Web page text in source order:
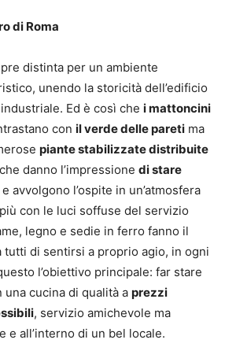
di Roma
distinta per un ambiente
unendo la storicità dell’edificio
Ed è così che i mattoncini
con il verde delle pareti ma
piante stabilizzate distribuite
danno l’impressione di stare
e avvolgono l’ospite in un’atmosfera
con le luci soffuse del servizio
legno e sedie in ferro fanno il
tutti di sentirsi a proprio agio, in ogni
l’obiettivo principale: far stare
cucina di qualità a prezzi
, servizio amichevole ma
e all’interno di un bel locale.